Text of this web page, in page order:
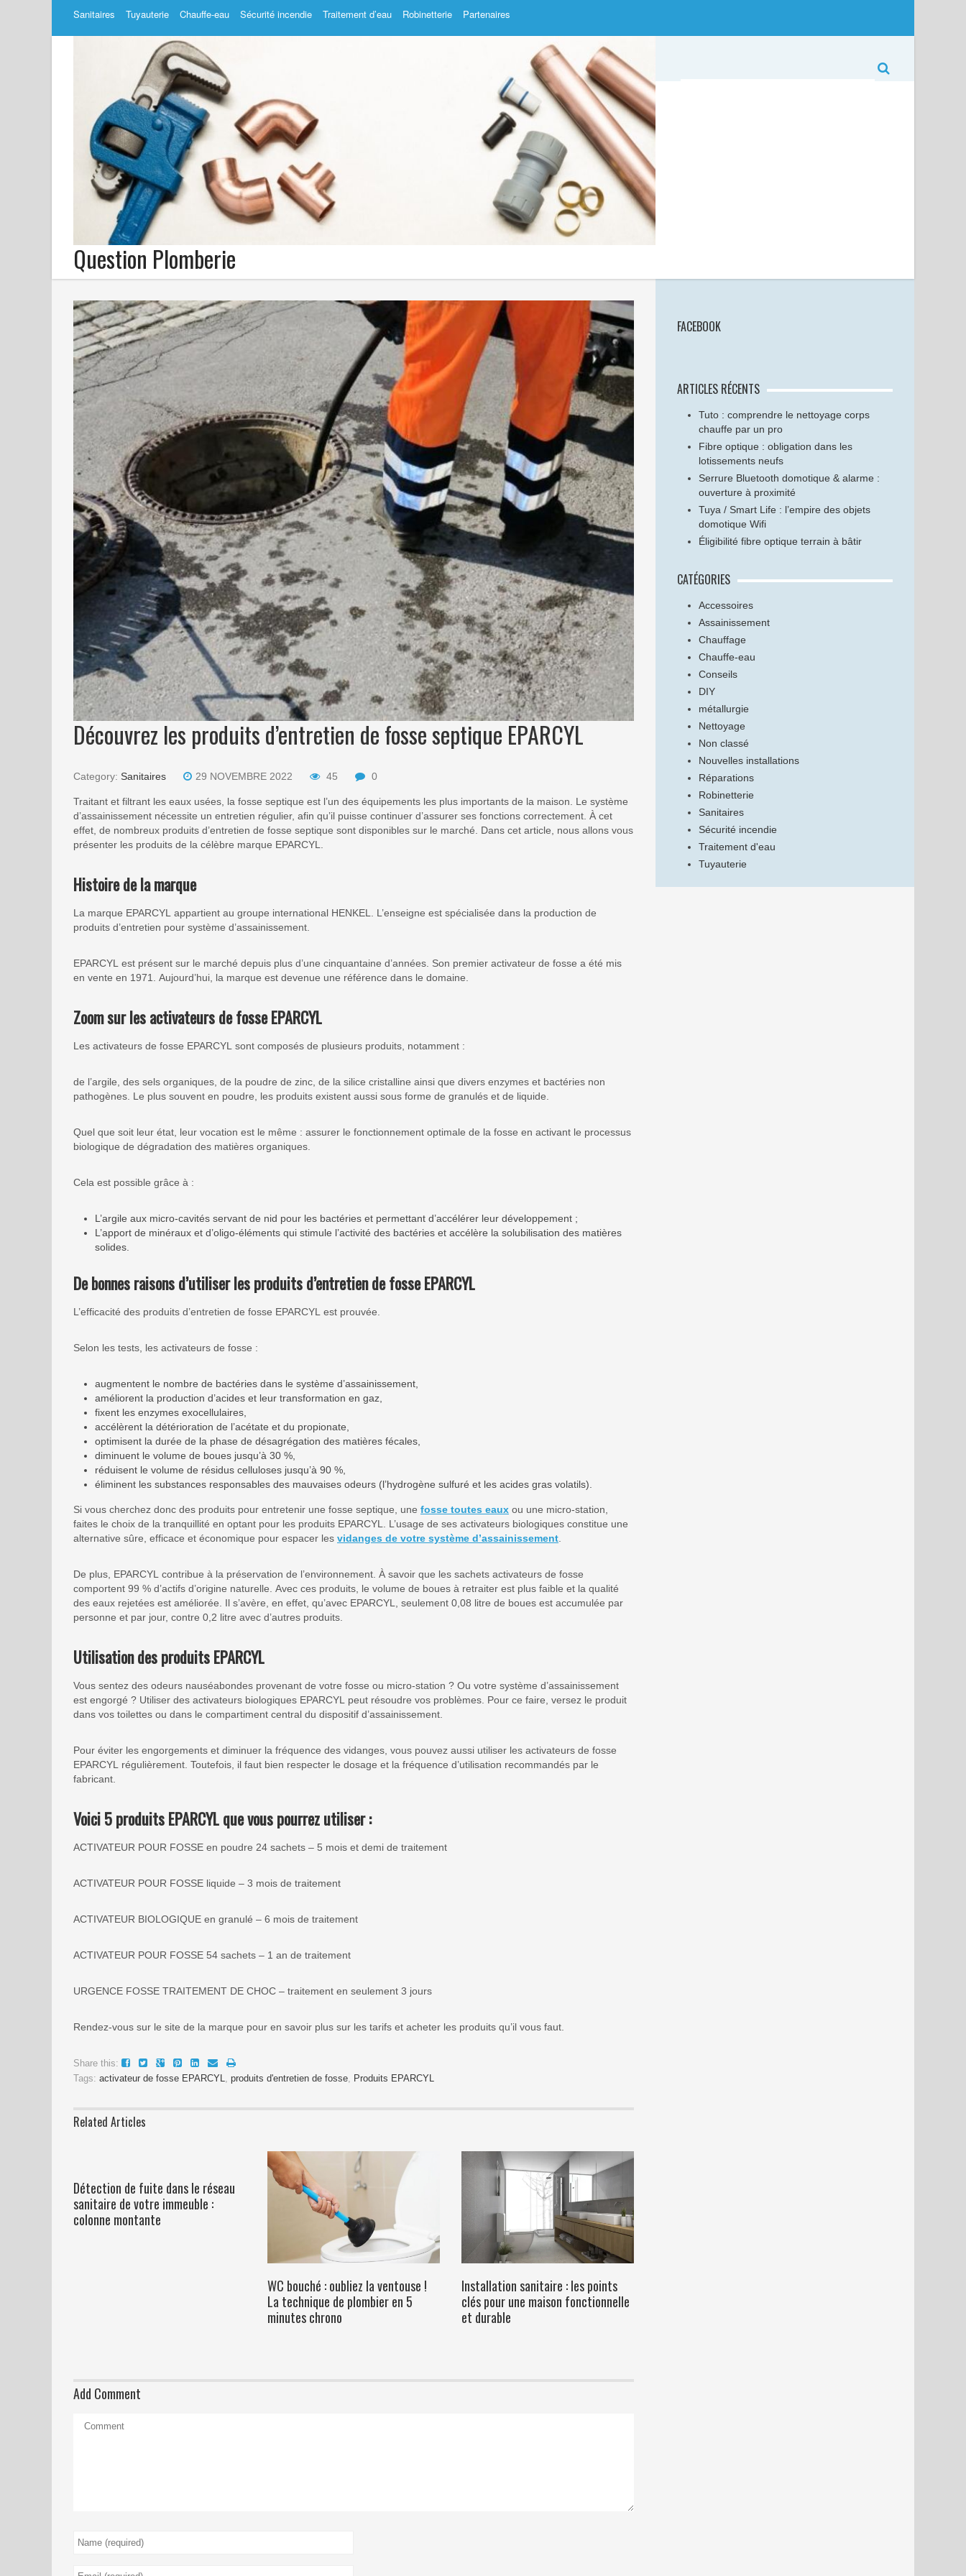
Sanitaires Tuyauterie Chauffe-eau Sécurité incendie Traitement d’eau Robinetterie Partenaires
Question Plomberie
Découvrez les produits d’entretien de fosse septique EPARCYL
Category: Sanitaires 29 NOVEMBRE 2022 45 0
Traitant et filtrant les eaux usées, la fosse septique est l’un des équipements les plus importants de la maison. Le système
d’assainissement nécessite un entretien régulier, afin qu’il puisse continuer d’assurer ses fonctions correctement. À cet
effet, de nombreux produits d’entretien de fosse septique sont disponibles sur le marché. Dans cet article, nous allons vous
présenter les produits de la célèbre marque EPARCYL.
Histoire de la marque
La marque EPARCYL appartient au groupe international HENKEL. L’enseigne est spécialisée dans la production de
produits d’entretien pour système d’assainissement.
EPARCYL est présent sur le marché depuis plus d’une cinquantaine d’années. Son premier activateur de fosse a été mis
en vente en 1971. Aujourd’hui, la marque est devenue une référence dans le domaine.
Zoom sur les activateurs de fosse EPARCYL
Les activateurs de fosse EPARCYL sont composés de plusieurs produits, notamment :
de l’argile, des sels organiques, de la poudre de zinc, de la silice cristalline ainsi que divers enzymes et bactéries non
pathogènes. Le plus souvent en poudre, les produits existent aussi sous forme de granulés et de liquide.
Quel que soit leur état, leur vocation est le même : assurer le fonctionnement optimale de la fosse en activant le processus
biologique de dégradation des matières organiques.
Cela est possible grâce à :
L’argile aux micro-cavités servant de nid pour les bactéries et permettant d’accélérer leur développement ;
L’apport de minéraux et d’oligo-éléments qui stimule l’activité des bactéries et accélère la solubilisation des matières
solides.
De bonnes raisons d’utiliser les produits d’entretien de fosse EPARCYL
L’efficacité des produits d’entretien de fosse EPARCYL est prouvée.
Selon les tests, les activateurs de fosse :
augmentent le nombre de bactéries dans le système d’assainissement,
améliorent la production d’acides et leur transformation en gaz,
fixent les enzymes exocellulaires,
accélèrent la détérioration de l’acétate et du propionate,
optimisent la durée de la phase de désagrégation des matières fécales,
diminuent le volume de boues jusqu’à 30 %,
réduisent le volume de résidus celluloses jusqu’à 90 %,
éliminent les substances responsables des mauvaises odeurs (l’hydrogène sulfuré et les acides gras volatils).
Si vous cherchez donc des produits pour entretenir une fosse septique, une fosse toutes eaux ou une micro-station,
faites le choix de la tranquillité en optant pour les produits EPARCYL. L’usage de ses activateurs biologiques constitue une
alternative sûre, efficace et économique pour espacer les vidanges de votre système d’assainissement.
De plus, EPARCYL contribue à la préservation de l’environnement. À savoir que les sachets activateurs de fosse
comportent 99 % d’actifs d’origine naturelle. Avec ces produits, le volume de boues à retraiter est plus faible et la qualité
des eaux rejetées est améliorée. Il s’avère, en effet, qu’avec EPARCYL, seulement 0,08 litre de boues est accumulée par
personne et par jour, contre 0,2 litre avec d’autres produits.
Utilisation des produits EPARCYL
Vous sentez des odeurs nauséabondes provenant de votre fosse ou micro-station ? Ou votre système d’assainissement
est engorgé ? Utiliser des activateurs biologiques EPARCYL peut résoudre vos problèmes. Pour ce faire, versez le produit
dans vos toilettes ou dans le compartiment central du dispositif d’assainissement.
Pour éviter les engorgements et diminuer la fréquence des vidanges, vous pouvez aussi utiliser les activateurs de fosse
EPARCYL régulièrement. Toutefois, il faut bien respecter le dosage et la fréquence d’utilisation recommandés par le
fabricant.
Voici 5 produits EPARCYL que vous pourrez utiliser :
ACTIVATEUR POUR FOSSE en poudre 24 sachets – 5 mois et demi de traitement
ACTIVATEUR POUR FOSSE liquide – 3 mois de traitement
ACTIVATEUR BIOLOGIQUE en granulé – 6 mois de traitement
ACTIVATEUR POUR FOSSE 54 sachets – 1 an de traitement
URGENCE FOSSE TRAITEMENT DE CHOC – traitement en seulement 3 jours
Rendez-vous sur le site de la marque pour en savoir plus sur les tarifs et acheter les produits qu’il vous faut.
Share this:
Tags: activateur de fosse EPARCYL, produits d'entretien de fosse, Produits EPARCYL
Related Articles
Détection de fuite dans le réseau
sanitaire de votre immeuble :
colonne montante
WC bouché : oubliez la ventouse !
La technique de plombier en 5
minutes chrono
Installation sanitaire : les points
clés pour une maison fonctionnelle
et durable
Add Comment
FACEBOOK
ARTICLES RÉCENTS
Tuto : comprendre le nettoyage corps
chauffe par un pro
Fibre optique : obligation dans les
lotissements neufs
Serrure Bluetooth domotique & alarme :
ouverture à proximité
Tuya / Smart Life : l’empire des objets
domotique Wifi
Éligibilité fibre optique terrain à bâtir
CATÉGORIES
Accessoires
Assainissement
Chauffage
Chauffe-eau
Conseils
DIY
métallurgie
Nettoyage
Non classé
Nouvelles installations
Réparations
Robinetterie
Sanitaires
Sécurité incendie
Traitement d'eau
Tuyauterie